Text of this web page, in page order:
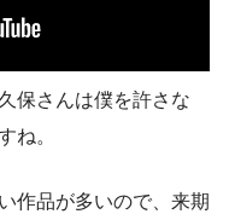
保さんは僕を許さな
ね。
作品が多いので、来期